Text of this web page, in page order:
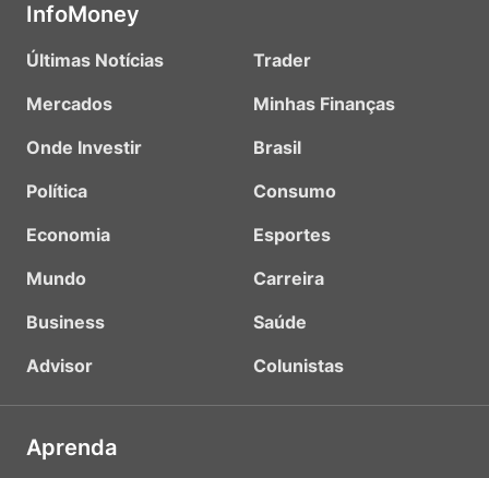
InfoMoney
Últimas Notícias
Mercados
Onde Investir
Política
Economia
Mundo
Business
Advisor
Trader
Minhas Finanças
Brasil
Consumo
Esportes
Carreira
Saúde
Colunistas
Aprenda